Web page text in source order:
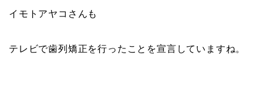
イモトアヤコさんも
テレビで歯列矯正を行ったことを宣言していますね。